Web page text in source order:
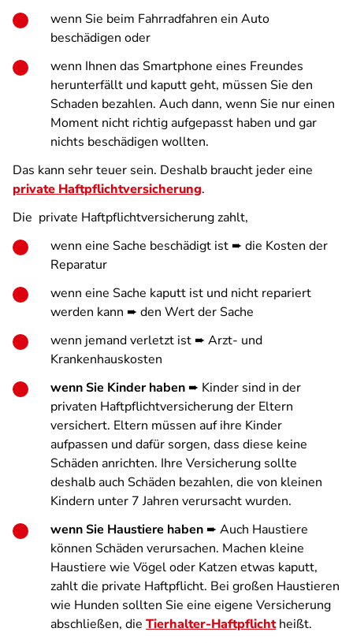
wenn Sie beim Fahrradfahren ein Auto
beschädigen oder
wenn Ihnen das Smartphone eines Freundes
herunterfällt und kaputt geht, müssen Sie den
Schaden bezahlen. Auch dann, wenn Sie nur einen
Moment nicht richtig aufgepasst haben und gar
nichts beschädigen wollten.
Das kann sehr teuer sein. Deshalb braucht jeder eine
private Haftpflichtversicherung.
Die private Haftpflichtversicherung zahlt,
wenn eine Sache beschädigt ist ➨ die Kosten der
Reparatur
wenn eine Sache kaputt ist und nicht repariert
werden kann ➨ den Wert der Sache
wenn jemand verletzt ist ➨ Arzt- und
Krankenhauskosten
wenn Sie Kinder haben ➨ Kinder sind in der
privaten Haftpflichtversicherung der Eltern
versichert. Eltern müssen auf ihre Kinder
aufpassen und dafür sorgen, dass diese keine
Schäden anrichten. Ihre Versicherung sollte
deshalb auch Schäden bezahlen, die von kleinen
Kindern unter 7 Jahren verursacht wurden.
wenn Sie Haustiere haben ➨ Auch Haustiere
können Schäden verursachen. Machen kleine
Haustiere wie Vögel oder Katzen etwas kaputt,
zahlt die private Haftpflicht. Bei großen Haustieren
wie Hunden sollten Sie eine eigene Versicherung
abschließen, die Tierhalter-Haftpflichtheißt.